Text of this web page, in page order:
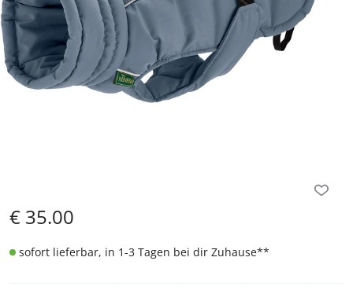
€ 35.00
sofort lieferbar, in 1-3 Tagen bei dir Zuhause**